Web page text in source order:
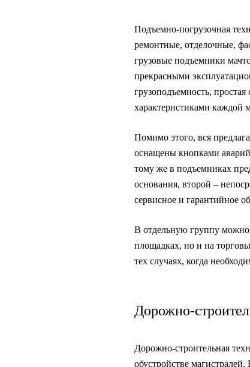
Подъемно-погрузочная
ремонтные, отделочные,
грузовые подъемники
прекрасными
грузоподъемность,
характеристиками каждой
Помимо этого, вся
оснащены кнопками
тому же в подъемниках
основания, второй –
сервисное и гарантийное
В отдельную группу можно
площадках, но и на
тех случаях, когда
Дорожно-
Дорожно-строительная
обустройстве